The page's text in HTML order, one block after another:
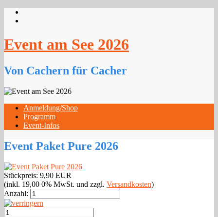
Event am See 2026
Von Cachern für Cacher
Anmeldung/Shop
Programm
Event-Infos
Event Paket Pure 2026
Stückpreis: 9,90 EUR
(inkl. 19,00 0% MwSt. und zzgl. Versandkosten)
Anzahl: